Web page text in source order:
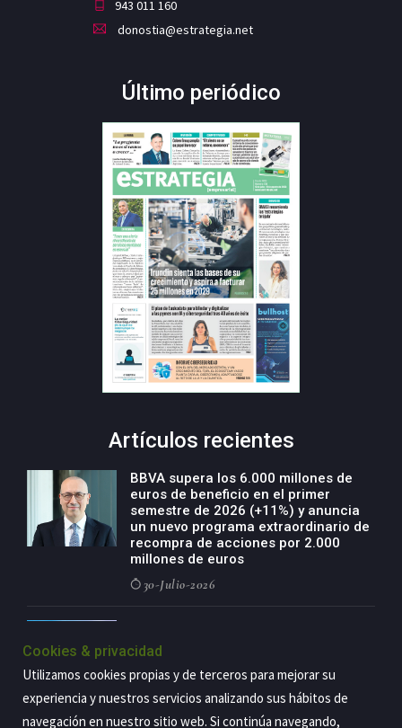
943 011 160
donostia@estrategia.net
Último periódico
Artículos recientes
BBVA supera los 6.000 millones de
euros de beneficio en el primer
semestre de 2026 (+11%) y anuncia
un nuevo programa extraordinario de
recompra de acciones por 2.000
millones de euros
30-Julio-2026
negocio agro con un modelo global
de especialización presente en siete
países
29-Julio-2026
Cookies & privacidad
Utilizamos cookies propias y de terceros para mejorar su
experiencia y nuestros servicios analizando sus hábitos de
navegación en nuestro sitio web. Si continúa navegando,